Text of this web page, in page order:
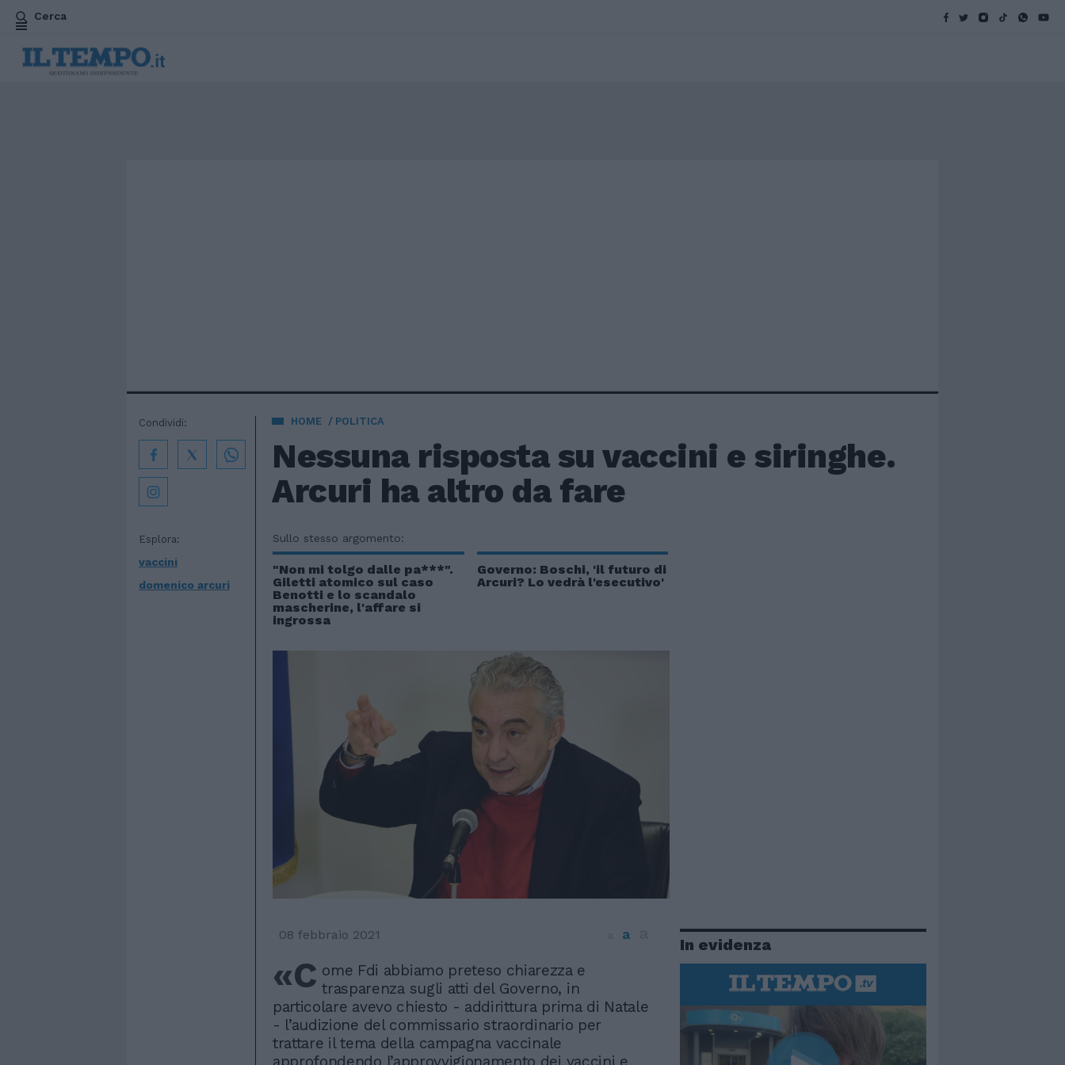
Cerca
HOME POLITICA
Nessuna risposta su vaccini e siringhe.
Arcuri ha altro da fare
Esplora:
vaccini
domenico arcuri
Condividi:
Sullo stesso argomento:
"Non mi tolgo dalle pa***".
Giletti atomico sul caso
Benotti e lo scandalo
mascherine, l'affare si
ingrossa
Governo: Boschi, 'il futuro di
Arcuri? Lo vedrà l'esecutivo'
08 febbraio 2021 a
«C ome Fdi abbiamo preteso chiarezza e
trasparenza sugli atti del Governo, in
particolare avevo chiesto - addirittura prima di Natale
- l’audizione del commissario straordinario per
trattare il tema della campagna vaccinale
In evidenza